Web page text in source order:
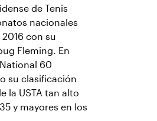
de Tenis
nacionales
2016 con su
Fleming. En
60
su clasificación
la USTA tan alto
y mayores en los